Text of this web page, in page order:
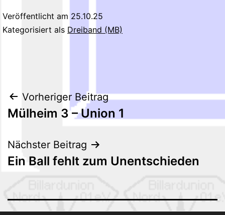
Veröffentlicht am 25.10.25
Kategorisiert als Dreiband (MB)
Beitragsnavigation
Vorheriger Beitrag
Mülheim 3 – Union 1
Nächster Beitrag
Ein Ball fehlt zum Unentschieden